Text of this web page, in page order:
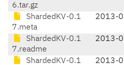
6.tar.gz
ShardedKV-0.1
7.meta
2013-
ShardedKV-0.1
7.readme
2013-
ShardedKV-0.1
2013-